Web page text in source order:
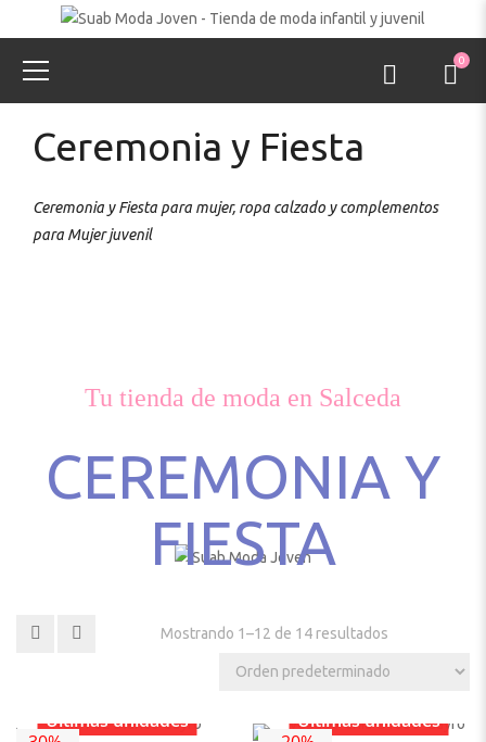
0
Ceremonia y Fiesta
Ceremonia y Fiesta para mujer, ropa calzado y complementos
para Mujer juvenil
Tu tienda de moda en Salceda
CEREMONIA Y
FIESTA
Mostrando 1–12 de 14 resultados
Últimas unidades
Últimas unidades